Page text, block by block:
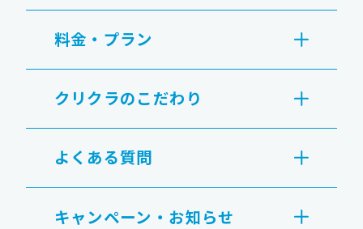
料金・プラン
クリクラのこだわり
よくある質問
キャンペーン・お知らせ